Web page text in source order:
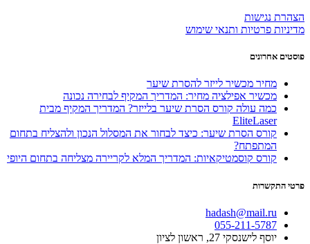
הצהרת נגישות
מדיניות פרטיות ותנאי שימוש
פוסטים אחרונים
מחיר מכשיר לייזר להסרת שיער
מכשיר אפילציה מחיר: המדריך המקיף לבחירה נכונה
כמה עולה קורס הסרת שיער בלייזר? המדריך המקיף מבית
EliteLaser
קורס הסרת שיער: כיצד לבחור את המסלול הנכון ולהצליח בתחום
המתפתח?
קורס קוסמטיקאיות: המדריך המלא לקריירה מצליחה בתחום היופי
פרטי התקשרות
hadash@mail.ru
055-211-5787
יוסף לישנסקי 27, ראשון לציון